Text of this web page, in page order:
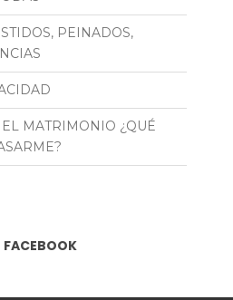
PEINADOS,
MATRIMONIO ¿QUÉ
FACEBOOK